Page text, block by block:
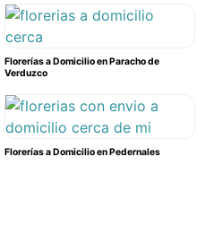
Florerías a Domicilio en Paracho de
Verduzco
Florerías a Domicilio en Pedernales